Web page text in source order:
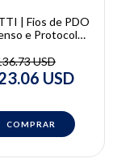
| Fios de PDO
e Protocolos
José Ricardo de
Barbosa
USD
USD